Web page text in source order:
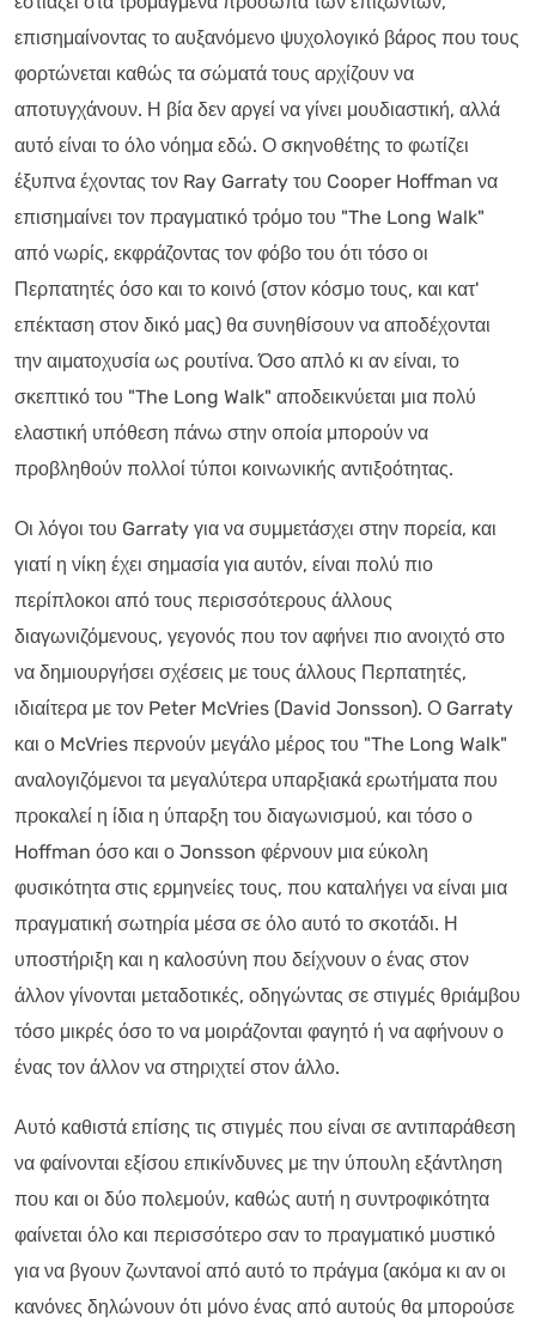
επισημαίνοντας το αυξανόμενο ψυχολογικό βάρος που τους
φορτώνεται καθώς τα σώματά τους αρχίζουν να
αποτυγχάνουν. Η βία δεν αργεί να γίνει μουδιαστική, αλλά
αυτό είναι το όλο νόημα εδώ. Ο σκηνοθέτης το φωτίζει
έξυπνα έχοντας τον Ray Garraty του Cooper Hoffman να
επισημαίνει τον πραγματικό τρόμο του "The Long Walk"
από νωρίς, εκφράζοντας τον φόβο του ότι τόσο οι
Περπατητές όσο και το κοινό (στον κόσμο τους, και κατ'
επέκταση στον δικό μας) θα συνηθίσουν να αποδέχονται
την αιματοχυσία ως ρουτίνα. Όσο απλό κι αν είναι, το
σκεπτικό του "The Long Walk" αποδεικνύεται μια πολύ
ελαστική υπόθεση πάνω στην οποία μπορούν να
προβληθούν πολλοί τύποι κοινωνικής αντιξοότητας.
Οι λόγοι του Garraty για να συμμετάσχει στην πορεία, και
γιατί η νίκη έχει σημασία για αυτόν, είναι πολύ πιο
περίπλοκοι από τους περισσότερους άλλους
διαγωνιζόμενους, γεγονός που τον αφήνει πιο ανοιχτό στο
να δημιουργήσει σχέσεις με τους άλλους Περπατητές,
ιδιαίτερα με τον Peter McVries (David Jonsson). Ο Garraty
και ο McVries περνούν μεγάλο μέρος του "The Long Walk"
αναλογιζόμενοι τα μεγαλύτερα υπαρξιακά ερωτήματα που
προκαλεί η ίδια η ύπαρξη του διαγωνισμού, και τόσο ο
Hoffman όσο και ο Jonsson φέρνουν μια εύκολη
φυσικότητα στις ερμηνείες τους, που καταλήγει να είναι μια
πραγματική σωτηρία μέσα σε όλο αυτό το σκοτάδι. Η
υποστήριξη και η καλοσύνη που δείχνουν ο ένας στον
άλλον γίνονται μεταδοτικές, οδηγώντας σε στιγμές θριάμβου
τόσο μικρές όσο το να μοιράζονται φαγητό ή να αφήνουν ο
ένας τον άλλον να στηριχτεί στον άλλο.
Αυτό καθιστά επίσης τις στιγμές που είναι σε αντιπαράθεση
να φαίνονται εξίσου επικίνδυνες με την ύπουλη εξάντληση
που και οι δύο πολεμούν, καθώς αυτή η συντροφικότητα
φαίνεται όλο και περισσότερο σαν το πραγματικό μυστικό
για να βγουν ζωντανοί από αυτό το πράγμα (ακόμα κι αν οι
κανόνες δηλώνουν ότι μόνο ένας από αυτούς θα μπορούσε